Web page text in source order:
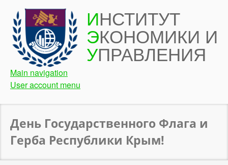
Перейти
основному
содержанию
ИНСТИТУТ
ЭКОНОМИКИ И
УПРАВЛЕНИЯ
Main navigation
User account menu
День Государственного Флага и
Герба Республики Крым!